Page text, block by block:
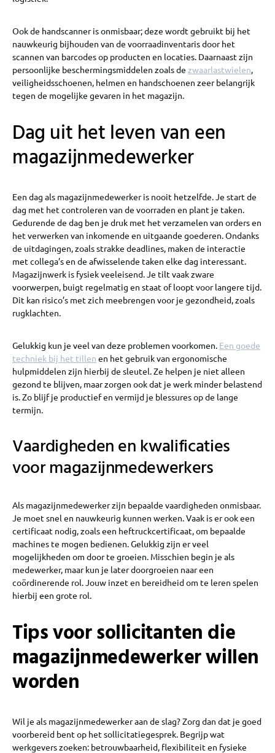
Ook de handscanner is onmisbaar; deze wordt gebruikt bij het
nauwkeurig bijhouden van de voorraadinventaris door het
scannen van barcodes op producten en locaties. Daarnaast zijn
persoonlijke beschermingsmiddelen zoals de zwaarlastwielen,
veiligheidsschoenen, helmen en handschoenen zeer belangrijk
tegen de mogelijke gevaren in het magazijn.
Dag uit het leven van een
magazijnmedewerker
Een dag als magazijnmedewerker is nooit hetzelfde. Je start de
dag met het controleren van de voorraden en plant je taken.
Gedurende de dag ben je druk met het verzamelen van orders en
het verwerken van inkomende en uitgaande goederen. Ondanks
de uitdagingen, zoals strakke deadlines, maken de interactie
met collega’s en de afwisselende taken elke dag interessant.
Magazijnwerk is fysiek veeleisend. Je tilt vaak zware
voorwerpen, buigt regelmatig en staat of loopt voor langere tijd.
Dit kan risico’s met zich meebrengen voor je gezondheid, zoals
rugklachten.
Gelukkig kun je veel van deze problemen voorkomen. Een goede
techniek bij het tillen en het gebruik van ergonomische
hulpmiddelen zijn hierbij de sleutel. Ze helpen je niet alleen
gezond te blijven, maar zorgen ook dat je werk minder belastend
is. Zo blijf je productief en vermijd je blessures op de lange
termijn.
Vaardigheden en kwalificaties
voor magazijnmedewerkers
Als magazijnmedewerker zijn bepaalde vaardigheden onmisbaar.
Je moet snel en nauwkeurig kunnen werken. Vaak is er ook een
certificaat nodig, zoals een heftruckcertificaat, om bepaalde
machines te mogen bedienen. Gelukkig zijn er veel
mogelijkheden om door te groeien. Misschien begin je als
medewerker, maar kun je later doorgroeien naar een
coördinerende rol. Jouw inzet en bereidheid om te leren spelen
hierbij een grote rol.
Tips voor sollicitanten die
magazijnmedewerker willen
worden
Wil je als magazijnmedewerker aan de slag? Zorg dan dat je goed
voorbereid bent op het sollicitatiegesprek. Begrijp wat
werkgevers zoeken: betrouwbaarheid, flexibiliteit en fysieke